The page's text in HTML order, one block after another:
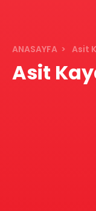
ANASAYFA Asit
Asit